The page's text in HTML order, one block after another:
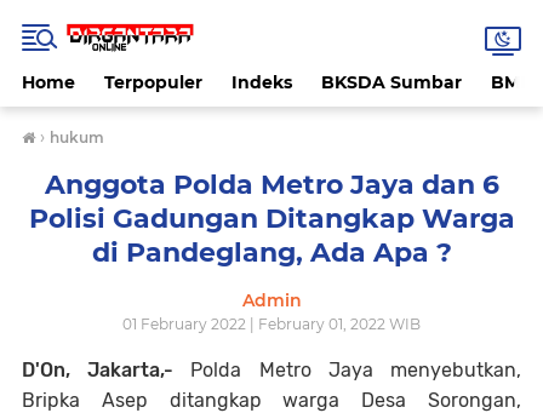
Home Terpopuler Indeks BKSDA Sumbar
› hukum
Anggota Polda Metro Jaya dan 6
Polisi Gadungan Ditangkap Warga
di Pandeglang, Ada Apa ?
Admin
01 February 2022 | February 01, 2022 WIB
D'On, Jakarta,- Polda Metro Jaya menyebutkan,
Bripka Asep ditangkap warga Desa Sorongan,